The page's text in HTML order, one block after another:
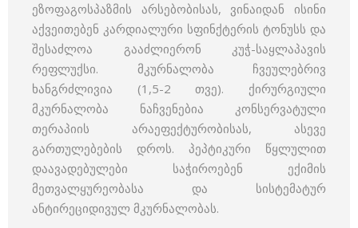
ეზოფაგოსპაზმის არსებობისას, ვინაიდან ისინი
აქვეითებენ კარდიალური სფინქტერის ტონუსს და
შესაძლოა გააძლიერონ კუჭ-საყლაპავის
რეფლუქსი. მკურნალობა ჩვეულებრივ
ხანგრძლივია (1,5-2 თვე). ქირურგიული
მკურნალობა ნაჩვენებია კონსერვატული
თერაპიის არაეფექტურობისას, ასევე
გართულებების დროს. პეპტიკური წყლულით
დაავადებულები საჭიროებენ ექიმის
მეთვალყურეობასა და სისტემატურ
ანტირეციდივულ მკურნალობას.